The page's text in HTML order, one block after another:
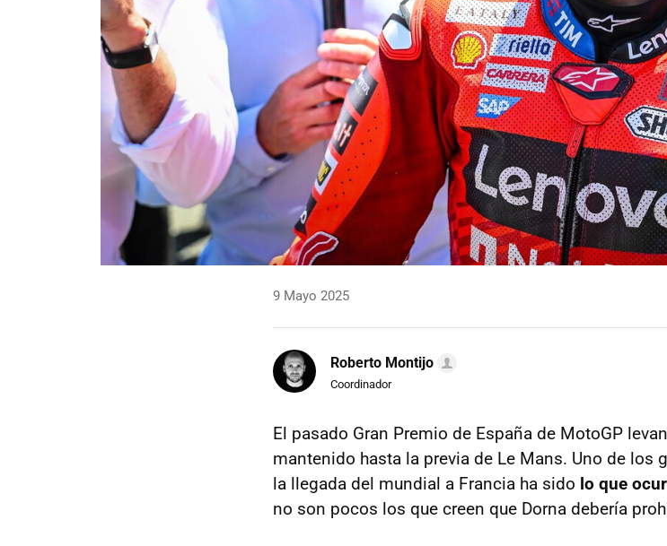
9 Mayo 2025
Roberto Montijo
Coordinador
El pasado Gran Premio de España de MotoGP
mantenido hasta la previa de Le Mans. Uno de los
la llegada del mundial a Francia ha sido lo que
no son pocos los que creen que Dorna debería